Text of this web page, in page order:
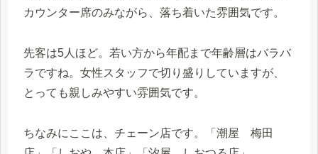
カウンター席のみながら、落ち着いた雰囲気です。
先客は5人ほど。若い方から年配まで年齢層はバラバ
ラですね。女性スタッフで切り盛りしていますが、
とっても親しみやすい雰囲気です。
ちなみにここは、チェーン店です。「潮屋 梅田